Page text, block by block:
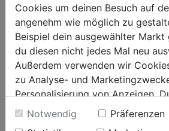
Wandpaneele und Wandverkleidungen
eigene Persönlichkeit. Wir sehen uns
Cookies um deinen Besuch auf
angenehm wie möglich zu
Beispiel dein ausgewählter
du diesen nicht jedes Mal neu
Außerdem verwenden wir
zu Analyse- und
Personalisierung von Anzeigen.
Einwilligung werden die Daten
unter anderem auch in den USA,
Notwendig
Präferenzen